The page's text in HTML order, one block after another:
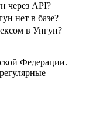
через API?
нет в базе?
в Унгун?
Федерации.